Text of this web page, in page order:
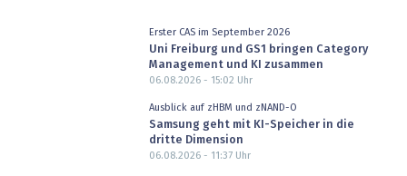
Erster CAS im September 2026
Uni Freiburg und GS1 bringen Category
Management und KI zusammen
06.08.2026 - 15:02 Uhr
Ausblick auf zHBM und zNAND-O
Samsung geht mit KI-Speicher in die
dritte Dimension
06.08.2026 - 11:37Uhr